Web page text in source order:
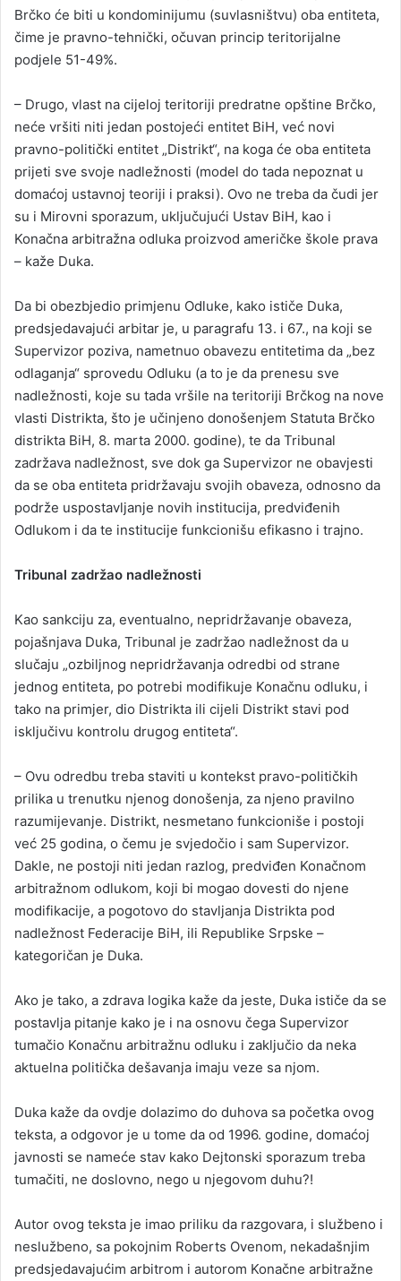
Brčko će biti u kondominijumu (suvlasništvu) oba entiteta,
čime je pravno-tehnički, očuvan princip teritorijalne
podjele 51-49%.
– Drugo, vlast na cijeloj teritoriji predratne opštine Brčko,
neće vršiti niti jedan postojeći entitet BiH, već novi
pravno-politički entitet „Distrikt“, na koga će oba entiteta
prijeti sve svoje nadležnosti (model do tada nepoznat u
domaćoj ustavnoj teoriji i praksi). Ovo ne treba da čudi jer
su i Mirovni sporazum, uključujući Ustav BiH, kao i
Konačna arbitražna odluka proizvod američke škole prava
– kaže Duka.
Da bi obezbjedio primjenu Odluke, kako ističe Duka,
predsjedavajući arbitar je, u paragrafu 13. i 67., na koji se
Supervizor poziva, nametnuo obavezu entitetima da „bez
odlaganja“ sprovedu Odluku (a to je da prenesu sve
nadležnosti, koje su tada vršile na teritoriji Brčkog na nove
vlasti Distrikta, što je učinjeno donošenjem Statuta Brčko
distrikta BiH, 8. marta 2000. godine), te da Tribunal
zadržava nadležnost, sve dok ga Supervizor ne obavjesti
da se oba entiteta pridržavaju svojih obaveza, odnosno da
podrže uspostavljanje novih institucija, predviđenih
Odlukom i da te institucije funkcionišu efikasno i trajno.
Tribunal zadržao nadležnosti
Kao sankciju za, eventualno, nepridržavanje obaveza,
pojašnjava Duka, Tribunal je zadržao nadležnost da u
slučaju „ozbiljnog nepridržavanja odredbi od strane
jednog entiteta, po potrebi modifikuje Konačnu odluku, i
tako na primjer, dio Distrikta ili cijeli Distrikt stavi pod
isključivu kontrolu drugog entiteta“.
– Ovu odredbu treba staviti u kontekst pravo-političkih
prilika u trenutku njenog donošenja, za njeno pravilno
razumijevanje. Distrikt, nesmetano funkcioniše i postoji
već 25 godina, o čemu je svjedočio i sam Supervizor.
Dakle, ne postoji niti jedan razlog, predviđen Konačnom
arbitražnom odlukom, koji bi mogao dovesti do njene
modifikacije, a pogotovo do stavljanja Distrikta pod
nadležnost Federacije BiH, ili Republike Srpske –
kategoričan je Duka.
Ako je tako, a zdrava logika kaže da jeste, Duka ističe da se
postavlja pitanje kako je i na osnovu čega Supervizor
tumačio Konačnu arbitražnu odluku i zaključio da neka
aktuelna politička dešavanja imaju veze sa njom.
Duka kaže da ovdje dolazimo do duhova sa početka ovog
teksta, a odgovor je u tome da od 1996. godine, domaćoj
javnosti se nameće stav kako Dejtonski sporazum treba
tumačiti, ne doslovno, nego u njegovom duhu?!
Autor ovog teksta je imao priliku da razgovara, i službeno i
neslužbeno, sa pokojnim Roberts Ovenom, nekadašnjim
predsjedavajućim arbitrom i autorom Konačne arbitražne